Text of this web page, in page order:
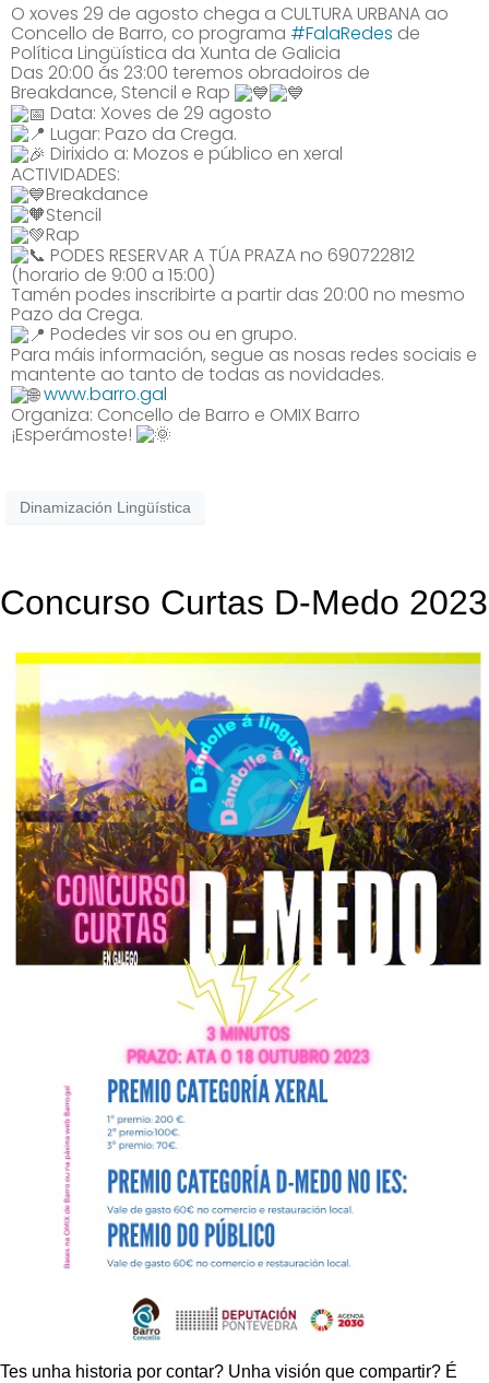
O xoves 29 de agosto chega a CULTURA URBANA ao
Concello de Barro, co programa #FalaRedes de
Política Lingüística da Xunta de Galicia
Das 20:00 ás 23:00 teremos obradoiros de
Breakdance, Stencil e Rap
Data: Xoves de 29 agosto
Lugar: Pazo da Crega.
Dirixido a: Mozos e público en xeral
ACTIVIDADES:
Breakdance
Stencil
Rap
PODES RESERVAR A TÚA PRAZA no 690722812
(horario de 9:00 a 15:00)
Tamén podes inscribirte a partir das 20:00 no mesmo
Pazo da Crega.
Podedes vir sos ou en grupo.
Para máis información, segue as nosas redes sociais e
mantente ao tanto de todas as novidades.
www.barro.gal
Organiza: Concello de Barro e OMIX Barro
¡Esperámoste!
Dinamización Lingüística
Concurso Curtas D-Medo 2023
Tes unha historia por contar? Unha visión que compartir? É